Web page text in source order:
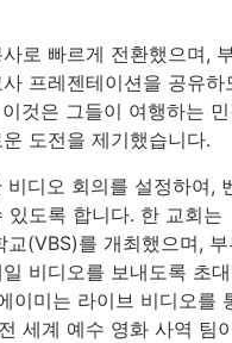
로 빠르게 전환했으며,
프레젠테이션을 공유하
것은 그들이 여행하는
도전을 제기했습니다.
디오 회의를 설정하여,
도록 합니다. 한 교회는
(VBS)를 개최했으며,
비디오를 보내도록 초
이미는 라이브 비디오를
세계 예수 영화 사역 팀